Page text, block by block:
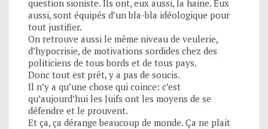
question sioniste. Ils ont, eux aussi, la haine. Eux
aussi, sont équipés d’un bla-bla idéologique pour
tout justifier.
On retrouve aussi le même niveau de veulerie,
d’hypocrisie, de motivations sordides chez des
politiciens de tous bords et de tous pays.
Donc tout est prêt, y a pas de soucis.
Il n’y a qu’une chose qui coince: c’est
qu’aujourd’hui les Juifs ont les moyens de se
défendre et le prouvent.
Et ça, ça dérange beaucoup de monde. Ça ne plait